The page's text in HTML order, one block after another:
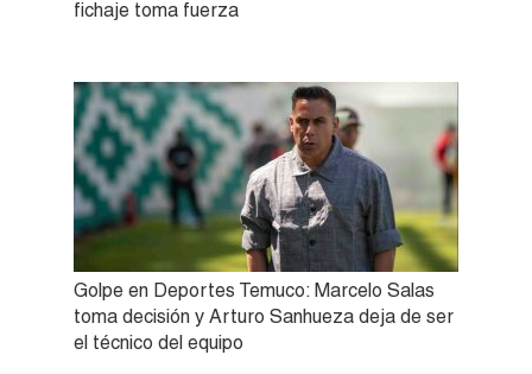
fichaje toma fuerza
Golpe en Deportes Temuco: Marcelo Salas
toma decisión y Arturo Sanhueza deja de ser
el técnico del equipo